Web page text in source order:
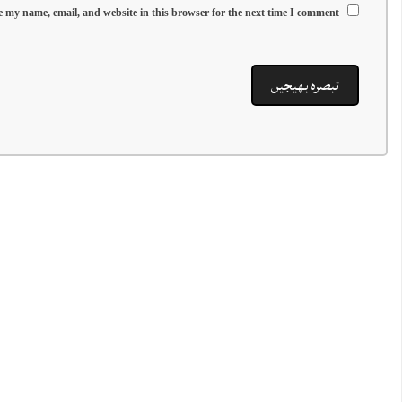
my name, email, and website in this browser for the next time I comment.